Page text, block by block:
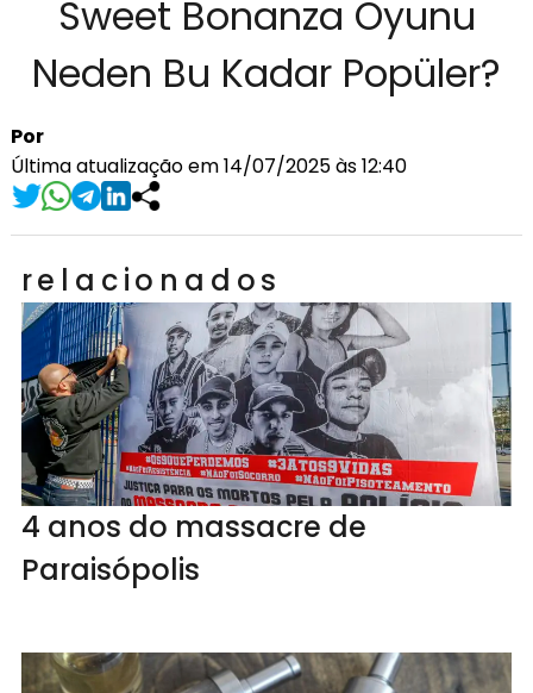
Sweet Bonanza Oyunu
Neden Bu Kadar Popüler?
Por
Última atualização em 14/07/2025 às 12:40
relacionados
4 anos do massacre de
Paraisópolis